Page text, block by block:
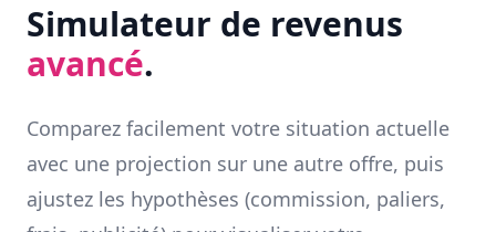
Simulateur de revenus
avancé.
Comparez facilement votre situation actuelle
avec une projection sur une autre offre, puis
ajustez les hypothèses (commission, paliers,